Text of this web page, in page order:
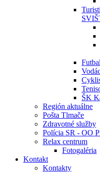
ŠK
Región aktuálne
Pošta Tlmače
Zdravotné služby
Polícia SR - OO
Relax centrum
Fotogaléria
Kontakt
Kontakty